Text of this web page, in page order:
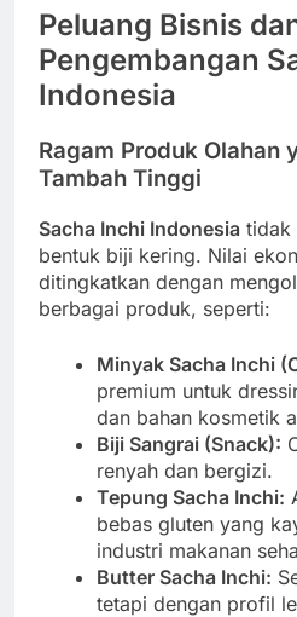
Peluang Bisnis
Pengembangan
Indonesia
Ragam Produk Olahan
Tambah Tinggi
Sacha Inchi Indonesia tidak
bentuk biji kering. Nilai
ditingkatkan dengan
berbagai produk, seperti:
Minyak Sacha Inchi
premium untuk
dan bahan kosmetik
Biji Sangrai (Snack):
renyah dan bergizi.
Tepung Sacha Inchi:
bebas gluten yang
industri makanan
Butter Sacha Inchi:
tetapi dengan profil